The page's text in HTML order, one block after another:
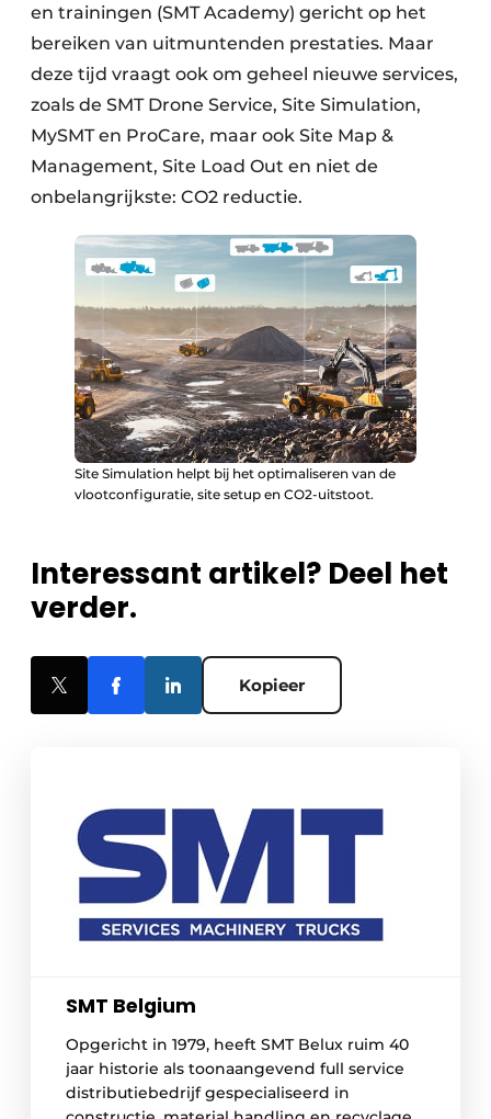
en trainingen (SMT Academy) gericht op het
bereiken van uitmuntenden prestaties. Maar
deze tijd vraagt ook om geheel nieuwe services,
zoals de SMT Drone Service, Site Simulation,
MySMT en ProCare, maar ook Site Map &
Management, Site Load Out en niet de
onbelangrijkste: CO2 reductie.
Site Simulation helpt bij het optimaliseren van de
vlootconfiguratie, site setup en CO2-uitstoot.
Interessant artikel? Deel het
verder.
Kopieer
SMT Belgium
Opgericht in 1979, heeft SMT Belux ruim 40
jaar historie als toonaangevend full service
distributiebedrijf gespecialiseerd in